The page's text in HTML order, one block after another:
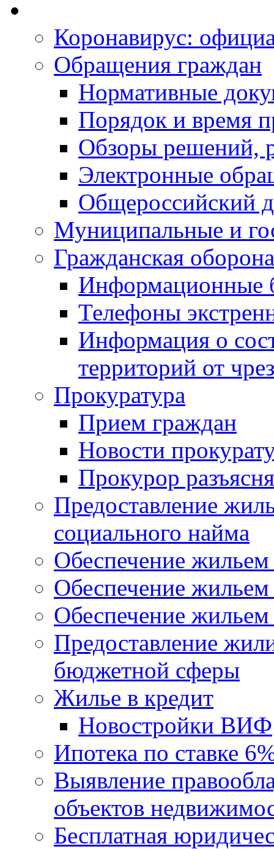
Коронавирус:
Обращения граждан
Нормативные
Порядок и время
Обзоры решений,
Электронные
Общероссийский
Муниципальные и
Гражданская
Информационные
Телефоны
Информация о
территорий от
Прокуратура
Прием граждан
Новости
Прокурор
Предоставление
социального найма
Обеспечение
Обеспечение
Обеспечение жильем
Предоставление
бюджетной сферы
Жилье в кредит
Новостройки ВИФ
Ипотека по ставке
Выявление
объектов
Бесплатная